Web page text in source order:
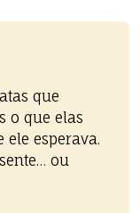
que
o que elas
esperava.
ou